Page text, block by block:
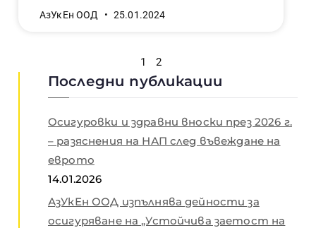
АзУкЕн ООД 25.01.2024
1 2
Последни публикации
Осигуровки и здравни вноски през 2026 г.
– разяснения на НАП след въвеждане на
еврото
14.01.2026
АзУкЕн ООД изпълнява дейности за
осигуряване на „Устойчива заетост на